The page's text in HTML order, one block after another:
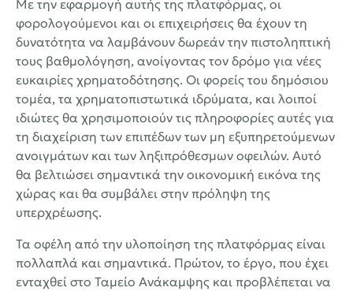
Με την εφαρμογή αυτής της πλατφόρμας, οι
φορολογούμενοι και οι επιχειρήσεις θα έχουν τη
δυνατότητα να λαμβάνουν δωρεάν την πιστοληπτική
τους βαθμολόγηση, ανοίγοντας τον δρόμο για νέες
ευκαιρίες χρηματοδότησης. Οι φορείς του δημόσιου
τομέα, τα χρηματοπιστωτικά ιδρύματα, και λοιποί
ιδιώτες θα χρησιμοποιούν τις πληροφορίες αυτές για
τη διαχείριση των επιπέδων των μη εξυπηρετούμενων
ανοιγμάτων και των ληξιπρόθεσμων οφειλών. Αυτό
θα βελτιώσει σημαντικά την οικονομική εικόνα της
χώρας και θα συμβάλει στην πρόληψη της
υπερχρέωσης.
Τα οφέλη από την υλοποίηση της πλατφόρμας είναι
πολλαπλά και σημαντικά. Πρώτον, το έργο, που έχει
ενταχθεί στο Ταμείο Ανάκαμψης και προβλέπεται να